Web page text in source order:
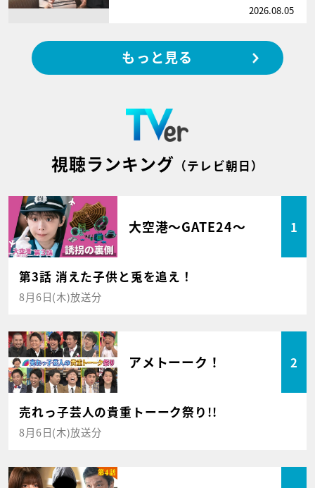
2026.08.05
もっと見る
視聴ランキング （テレビ朝日）
大空港～GATE24～ 1
第3話 消えた子供と兎を追え！
8月6日(木)放送分
アメトーーク！ 2
売れっ子芸人の貴重トーーク祭り!!
8月6日(木)放送分